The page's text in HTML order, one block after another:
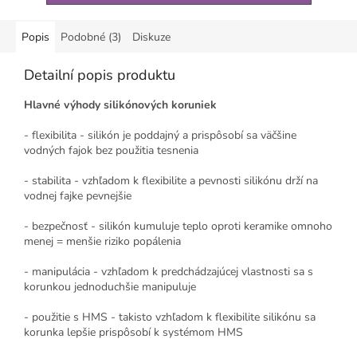
Popis Podobné (3) Diskuze
Detailní popis produktu
Hlavné výhody silikónových koruniek
- flexibilita - silikón je poddajný a prispôsobí sa väčšine
vodných fajok bez použitia tesnenia
- stabilita - vzhľadom k flexibilite a pevnosti silikónu drží na
vodnej fajke pevnejšie
- bezpečnosť - silikón kumuluje teplo oproti keramike omnoho
menej = menšie riziko popálenia
- manipulácia - vzhľadom k predchádzajúcej vlastnosti sa s
korunkou jednoduchšie manipuluje
- použitie s HMS - takisto vzhľadom k flexibilite silikónu sa
korunka lepšie prispôsobí k systémom HMS